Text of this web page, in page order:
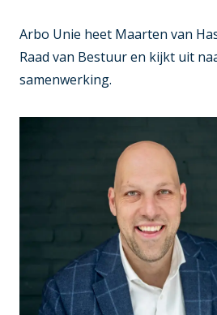
Arbo Unie heet Maarten van
Raad van Bestuur en kijkt uit
samenwerking.